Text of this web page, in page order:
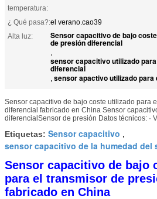
temperatura:
¿ Qué pasa?:el verano.cao39
Alta luz:
Sensor capacitivo de bajo
de presión diferencial
,
sensor capacitivo utilizado
diferencial
, sensor apactivo utilizado
Sensor capacitivo de bajo coste utilizado para
diferencial fabricado en China Sensor
diferencialSensor de presión Datos técnicos: ·
Etiquetas: Sensor capacitivo ,
sensor capacitivo de la humedad del
Sensor capacitivo de bajo
para el transmisor de
fabricado en China